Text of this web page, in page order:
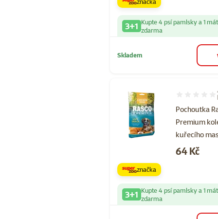
3+1 Kupte 4 psí pamlsky a 1
zdarma
Skladem
Pochoutka
Premium
kuřecího
Hodnocení
Cena
64 Kč
značka
3+1 Kupte 4 psí pamlsky a 1
zdarma